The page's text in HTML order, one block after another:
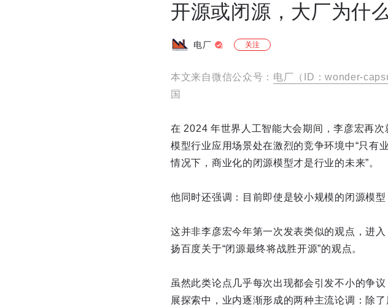
开源或闭源，大厂为什
电厂 关注
本文来自微信公众号： 电厂（ID：wonder-
国
在 2024 年世界人工智能大会期间，李彦宏再
模型行业应用场景处在激烈的竞争环境中“只有
情况下，商业化的闭源模型才是行业的未来”。
他同时还强调：目前即使是较小规模的闭源模
这并非李彦宏今年第一次发表类似的观点，进
扬百度关于“闭源最终将战胜开源”的观点。
虽然此类论点几乎每次出现都会引发不小的争
展探索中，业内逐渐形成的两种主流论调：除